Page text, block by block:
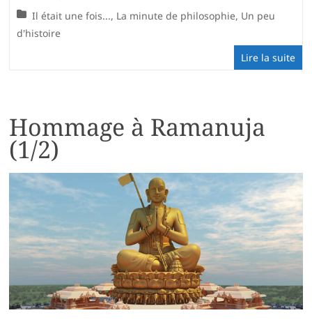
Il était une fois..., La minute de philosophie, Un peu
d'histoire
Lire la suite
Hommage à Ramanuja
(1/2)